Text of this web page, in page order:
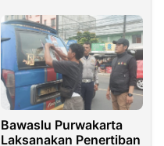
Bawaslu Purwakarta
Laksanakan Penertiban